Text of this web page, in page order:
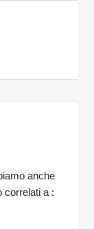
anche
correlati a :